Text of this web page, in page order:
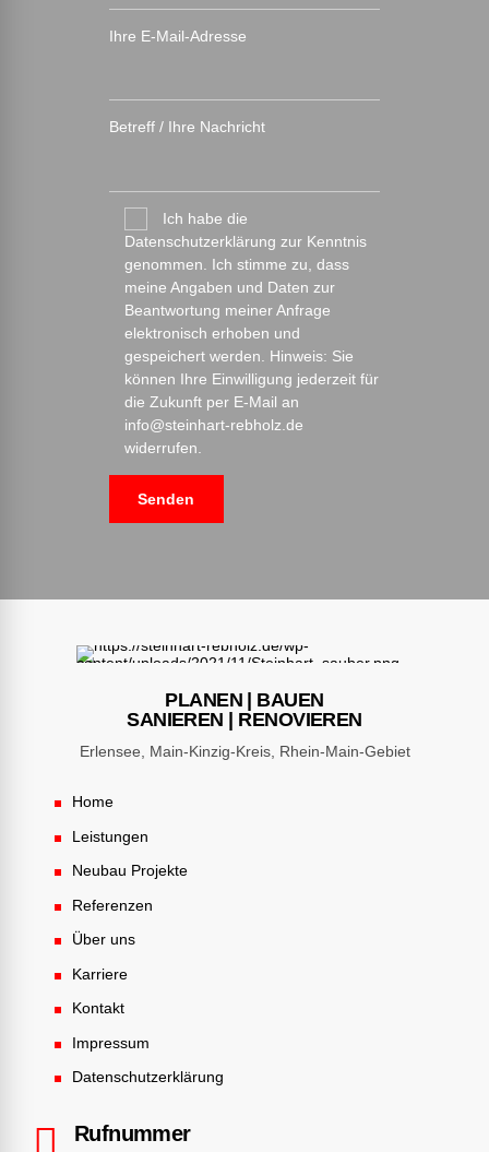
Ihre E-Mail-Adresse
Betreff / Ihre Nachricht
Ich habe die
Datenschutzerklärung zur Kenntnis
genommen. Ich stimme zu, dass
meine Angaben und Daten zur
Beantwortung meiner Anfrage
elektronisch erhoben und
gespeichert werden. Hinweis: Sie
können Ihre Einwilligung jederzeit für
die Zukunft per E-Mail an
info@steinhart-rebholz.de
widerrufen.
PLANEN | BAUEN
SANIEREN | RENOVIEREN
Erlensee, Main-Kinzig-Kreis, Rhein-Main-Gebiet
Home
Leistungen
Neubau Projekte
Referenzen
Über uns
Karriere
Kontakt
Impressum
Datenschutzerklärung
Rufnummer